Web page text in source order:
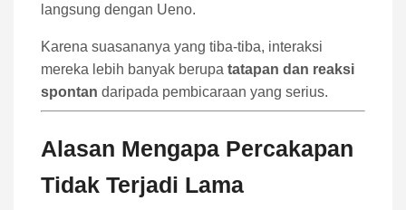
langsung dengan Ueno.
Karena suasananya yang tiba-tiba, interaksi
mereka lebih banyak berupa tatapan dan reaksi
spontan daripada pembicaraan yang serius.
Alasan Mengapa Percakapan
Tidak Terjadi Lama